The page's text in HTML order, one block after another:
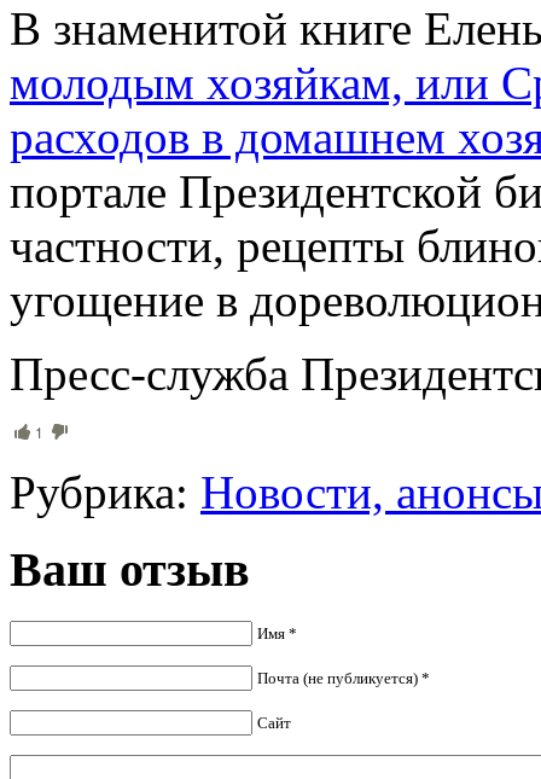
В знаменитой книге
молодым хозяйкам, или
расходов в домашнем
портале Президентской
частности, рецепты
угощение в
Пресс-служба
1
Рубрика: Новости,
Ваш отзыв
Имя *
Почта (не публикуется) *
Сайт